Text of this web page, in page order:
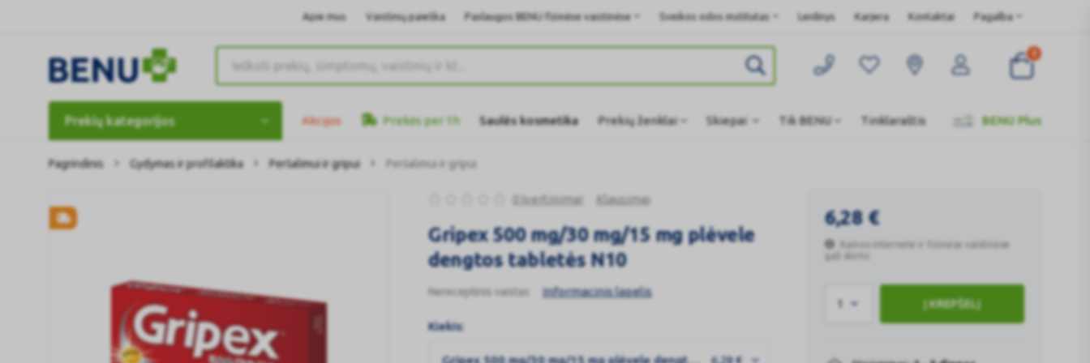
Apie mus Vaistinių paieška Paslaugos BENU fizinėse vaistinėse Sveikos odos institutas Leidinys Karjera Kontaktai Pagalba
Prekių kategorijos Akcijos Prekės per 1h Saulės kosmetika Prekių ženklai Skiepai Tik BENU Tinklaraštis BENU Plus
Pagrindinis Gydymas ir profilaktika Peršalimui ir gripui Peršalimui ir gripui
0 Įvertinimai Klausimai
Gripex 500 mg/30 mg/15 mg plėvele
dengtos tabletės N10
Nereceptinis vaistas Informacinis lapelis
Kiekis:
Gripex 500 mg/30 mg/15 mg plėvele dengtos tabletės N10 6,28€
6,28 €
Kainos internete ir fizinėse vaistinėse
gali skirtis
1 Į KREPŠELĮ